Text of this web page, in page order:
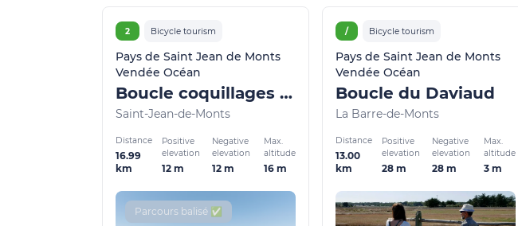
2 Bicycle tourism
Pays de Saint Jean de Monts
Vendée Océan
Boucle coquillages et pommes de pin
Saint-Jean-de-Monts
Distance
16.99
km
Positive
elevation
12 m
Negative
elevation
12 m
Max.
altitude
16 m
Parcours balisé ✅
/ Bicycle tourism
Pays de Saint Jean de Monts
Vendée Océan
Boucle du Daviaud
La Barre-de-Monts
Distance
13.00
km
Positive
elevation
28 m
Negative
elevation
28 m
Max.
altitude
3 m